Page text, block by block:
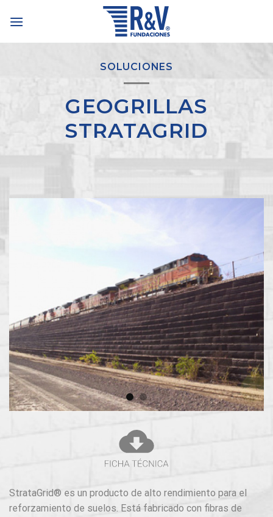
SOLUCIONES
GEOGRILLAS
STRATAGRID
StrataGrid® es un producto de alto rendimiento para el
reforzamiento de suelos. Está fabricado con fibras de